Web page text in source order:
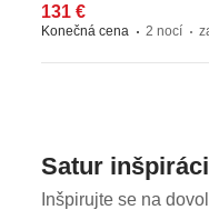
131 €
Konečná cena 2 nocí
Satur
Inšpirujte se na